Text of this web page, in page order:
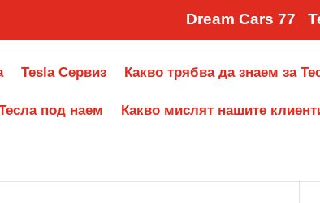
Dream Cars 77
Tesla Сервиз Какво трябва да знаем за
под наем Какво мислят нашите